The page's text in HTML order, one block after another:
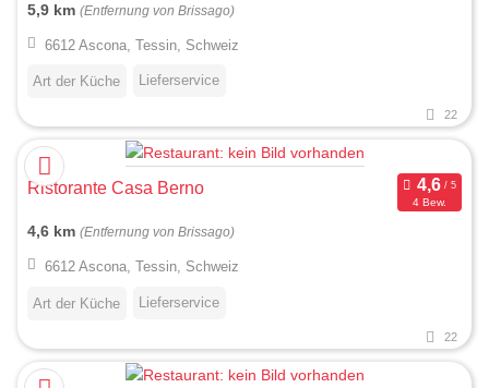
5,9 km (Entfernung von Brissago)
6612 Ascona, Tessin, Schweiz
Art der Küche Lieferservice
22
Ristorante Casa Berno
4 Bew.
4,6 km (Entfernung von Brissago)
6612 Ascona, Tessin, Schweiz
Art der Küche Lieferservice
22